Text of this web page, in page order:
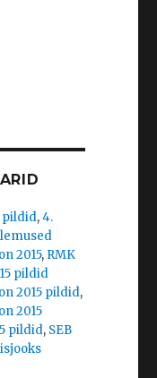
pildid,4.
2015, RMK
pildid
2015 pildid,
2015
pildid, SEB